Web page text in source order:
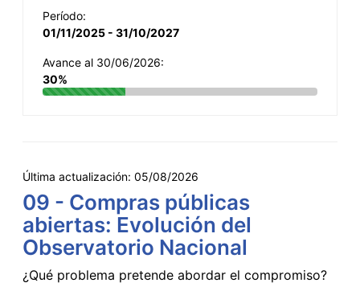
Período:
01/11/2025 - 31/10/2027
Avance al 30/06/2026:
30%
Última actualización: 05/08/2026
09 - Compras públicas
abiertas: Evolución del
Observatorio Nacional
¿Qué problema pretende abordar el compromiso?